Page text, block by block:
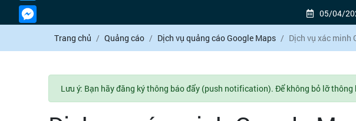
05/04/
Trang chủ Quảng cáo Dịch vụ quảng cáo Google Maps Dịch vụ xác minh
Lưu ý: Bạn hãy đăng ký thông báo đẩy (push notification). Để không bỏ lỡ